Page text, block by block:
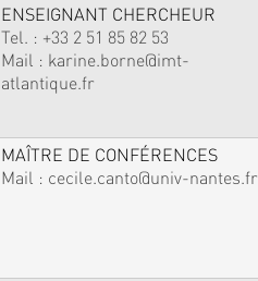
ENSEIGNANT CHERCHEUR
Tel. : +33 2 51 85 82 53
Mail : karine.borne@imt-
atlantique.fr
MAÎTRE DE CONFÉRENCES
Mail : cecile.canto@univ-nantes.fr